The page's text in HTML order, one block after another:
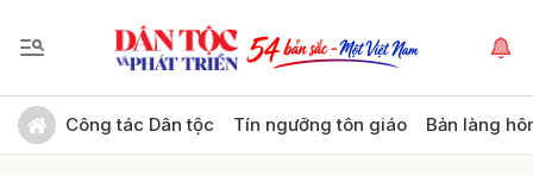
Công tác Dân tộc Tín ngưỡng tôn giáo Bản làng
Gửi bình luận